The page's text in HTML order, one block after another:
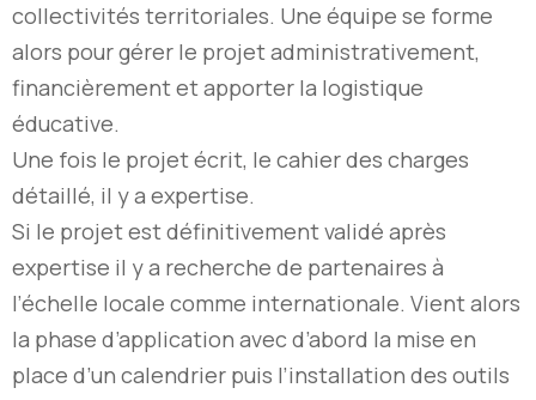
collectivités territoriales. Une équipe se forme
alors pour gérer le projet administrativement,
financièrement et apporter la logistique
éducative.
Une fois le projet écrit, le cahier des charges
détaillé, il y a expertise.
Si le projet est définitivement validé après
expertise il y a recherche de partenaires à
l’échelle locale comme internationale. Vient alors
la phase d’application avec d’abord la mise en
place d’un calendrier puis l’installation des outils